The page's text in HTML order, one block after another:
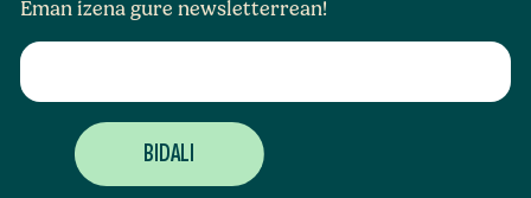
Eman izena gure newsletterrean!